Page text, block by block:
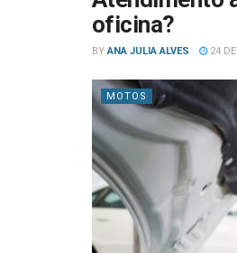
oficina?
BY ANA JULIA ALVES 24 DE
MOTOS